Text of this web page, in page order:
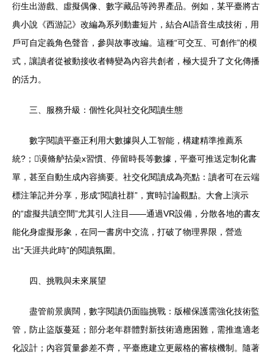
衍生出游戲、虛擬偶像、數字藏品等跨界產品。例如，某平臺將古
典小說《西游記》改編為系列動畫短片，結合AI語音生成技術，用
戶可自定義角色聲音，參與故事改編。這種“可交互、可創作”的模
式，讓讀者從被動接收者轉變為內容共創者，極大提升了文化傳播
的活力。
三、服務升級：個性化與社交化閱讀生態
數字閱讀平臺正利用大數據與人工智能，構建精準推薦系
統?；谟脩舻拈喿x習慣、停留時長等數據，平臺可推送定制化書
單，甚至自動生成內容摘要。社交化閱讀成為亮點：讀者可在云端
標注筆記并分享，形成“閱讀社群”，實時討論觀點。大會上演示
的“虛擬共讀空間”尤其引人注目——通過VR設備，分散各地的書友
能化身虛擬形象，在同一書房中交流，打破了物理界限，營造
出“天涯共此時”的閱讀氛圍。
四、挑戰與未來展望
盡管前景廣闊，數字閱讀仍面臨挑戰：版權保護需強化技術監
管，防止盜版蔓延；部分老年群體對新技術適應困難，需推進適老
化設計；內容質量參差不齊，平臺應建立更嚴格的審核機制。隨著